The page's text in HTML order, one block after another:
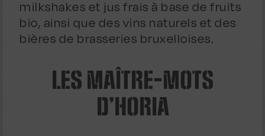
milkshakes et jus frais à base de fruits
bio, ainsi que des vins naturels et des
bières de brasseries bruxelloises.
LES MAÎTRE-MOTS
D’HORIA